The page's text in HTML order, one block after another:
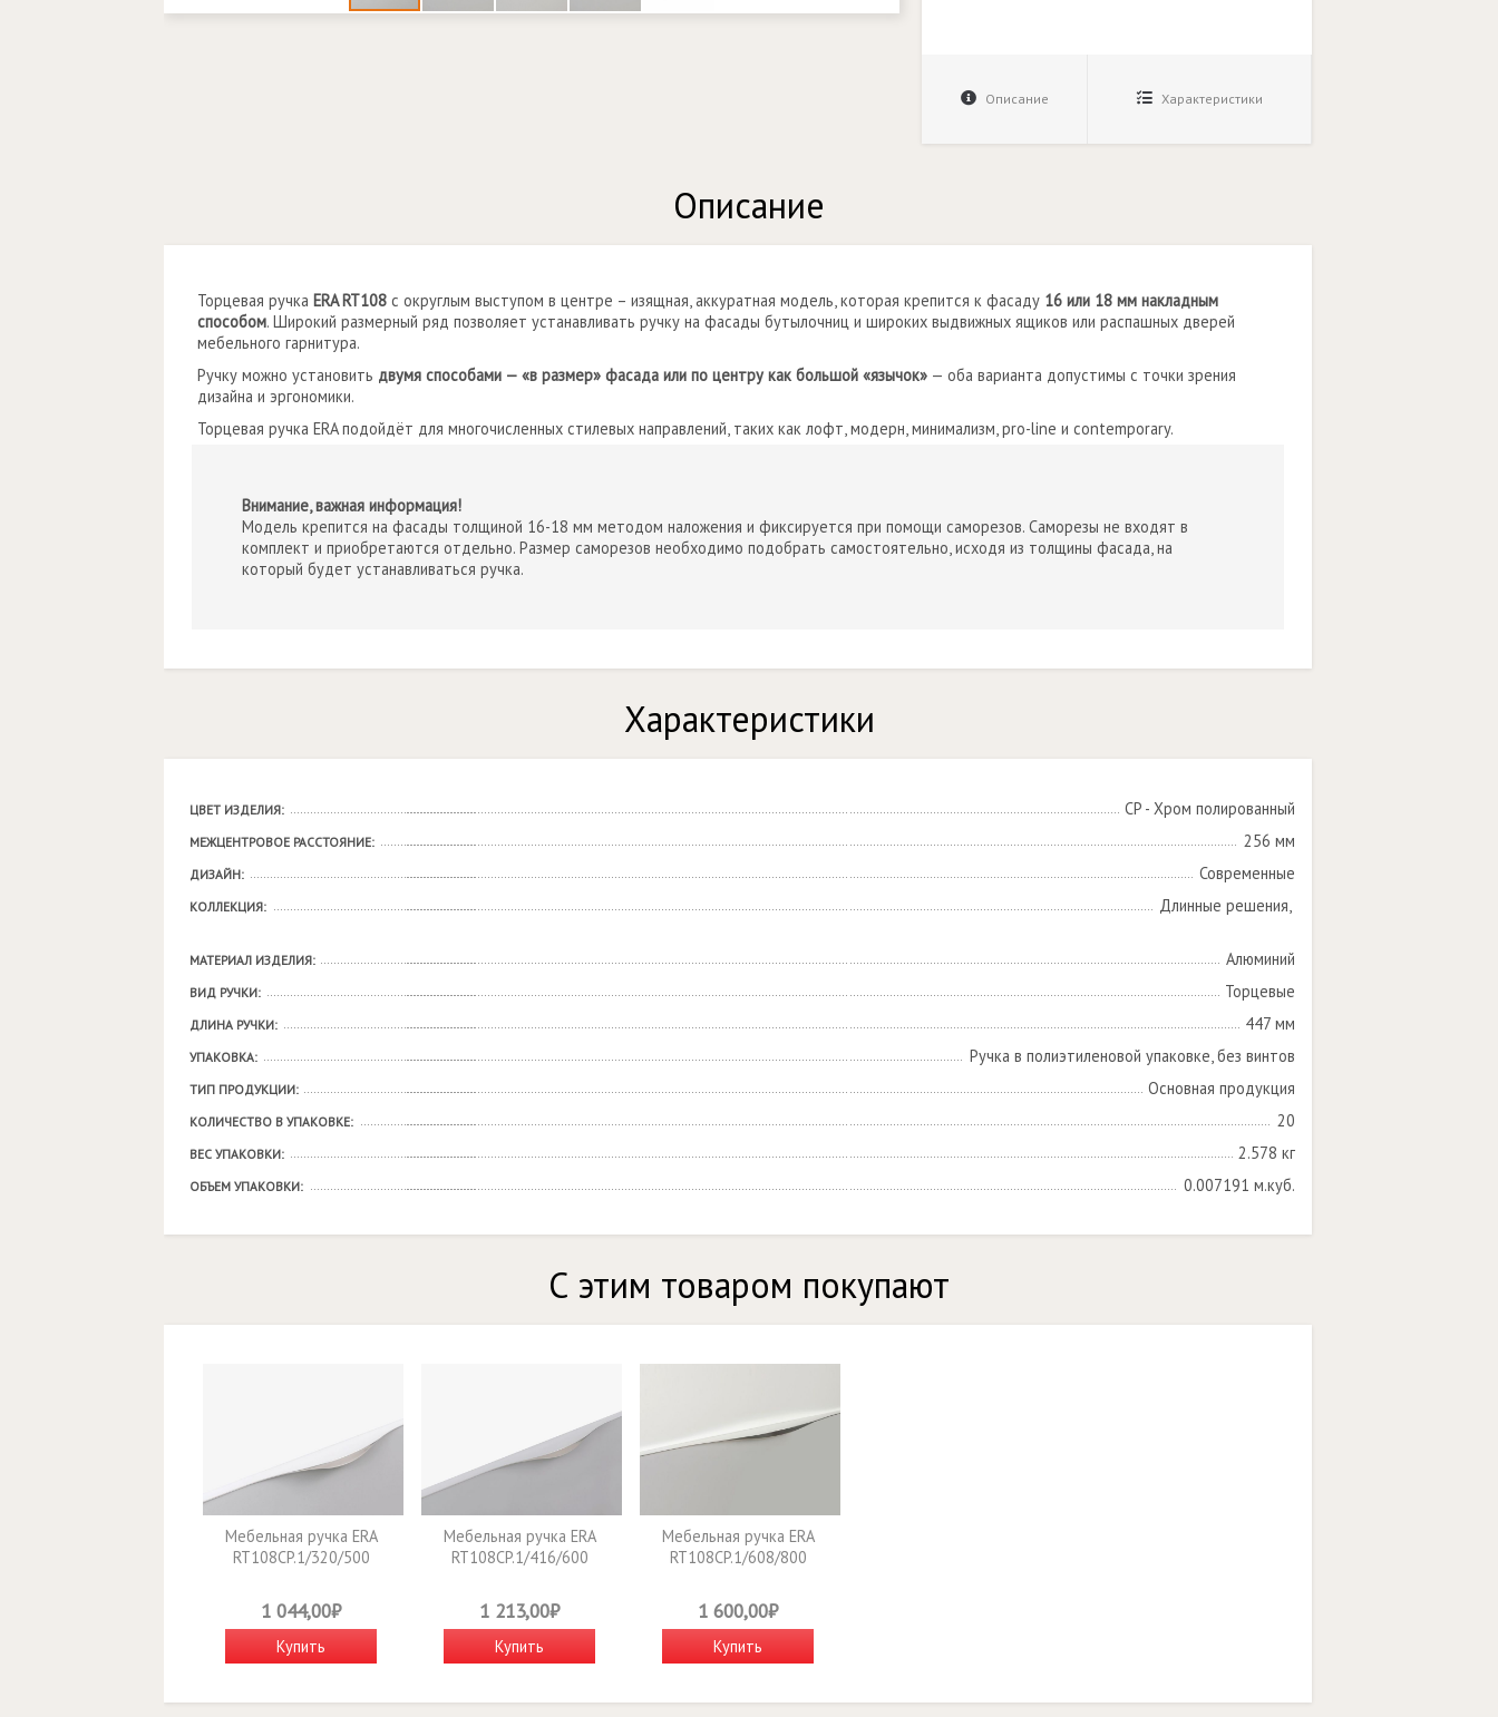
Описание Характеристики
Описание
Торцевая ручка ERA RT108 с округлым выступом в центре – изящная, аккуратная модель, которая крепится к фасаду 16 или 18 мм накладным
способом. Широкий размерный ряд позволяет устанавливать ручку на фасады бутылочниц и широких выдвижных ящиков или распашных дверей
мебельного гарнитура.
Ручку можно установить двумя способами — «в размер» фасада или по центру как большой «язычок» — оба варианта допустимы с точки зрения
дизайна и эргономики.
Торцевая ручка ERA подойдёт для многочисленных стилевых направлений, таких как лофт, модерн, минимализм, pro-line и contemporary.
Внимание, важная информация!
Модель крепится на фасады толщиной 16-18 мм методом наложения и фиксируется при помощи саморезов. Саморезы не входят в
комплект и приобретаются отдельно. Размер саморезов необходимо подобрать самостоятельно, исходя из толщины фасада, на
который будет устанавливаться ручка.
Характеристики
ЦВЕТ ИЗДЕЛИЯ: CP - Хром полированный
МЕЖЦЕНТРОВОЕ РАССТОЯНИЕ: 256 мм
ДИЗАЙН: Современные
КОЛЛЕКЦИЯ: Длинные решения,
МАТЕРИАЛ ИЗДЕЛИЯ: Алюминий
ВИД РУЧКИ: Торцевые
ДЛИНА РУЧКИ: 447 мм
УПАКОВКА: Ручка в полиэтиленовой упаковке, без винтов
ТИП ПРОДУКЦИИ: Основная продукция
КОЛИЧЕСТВО В УПАКОВКЕ: 20
ВЕС УПАКОВКИ: 2.578 кг
ОБЪЕМ УПАКОВКИ: 0.007191 м.куб.
С этим товаром покупают
Мебельная ручка ERA
RT108CP.1/320/500
1 044,00₽
Купить
Мебельная ручка ERA
RT108CP.1/416/600
1 213,00₽
Купить
Мебельная ручка ERA
RT108CP.1/608/800
1 600,00₽
Купить